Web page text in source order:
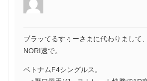
ブラッてるすぅーさまに代わりまして
NORI速で。
ベトナムF4シングルス。